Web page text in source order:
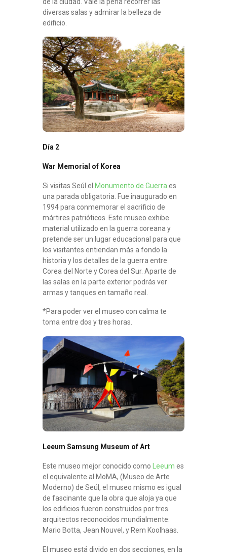
diversas salas y admirar la belleza de
edificio.
Día 2
War Memorial of Korea
Si visitas Seúl el Monumento de Guerra es
una parada obligatoria. Fue inaugurado en
1994 para conmemorar el sacrificio de
mártires patrióticos. Este museo exhibe
material utilizado en la guerra coreana y
pretende ser un lugar educacional para que
los visitantes entiendan más a fondo la
historia y los detalles de la guerra entre
Corea del Norte y Corea del Sur. Aparte de
las salas en la parte exterior podrás ver
armas y tanques en tamaño real.
*Para poder ver el museo con calma te
toma entre dos y tres horas.
Leeum Samsung Museum of Art
Este museo mejor conocido como Leeum es
el equivalente al MoMA, (Museo de Arte
Moderno) de Seúl, el museo mismo es igual
de fascinante que la obra que aloja ya que
los edificios fueron construidos por tres
arquitectos reconocidos mundialmente:
Mario Botta, Jean Nouvel, y Rem Koolhaas.
El museo está divido en dos secciones, en la